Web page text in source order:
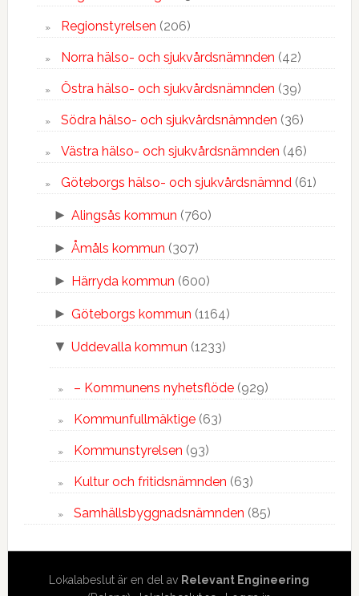
Regionstyrelsen (206)
Norra hälso- och sjukvårdsnämnden (42)
Östra hälso- och sjukvårdsnämnden (39)
Södra hälso- och sjukvårdsnämnden (36)
Västra hälso- och sjukvårdsnämnden (46)
Göteborgs hälso- och sjukvårdsnämnd(61)
► Alingsås kommun (760)
► Åmåls kommun (307)
► Härryda kommun (600)
► Göteborgs kommun (1164)
▼ Uddevalla kommun (1233)
– Kommunens nyhetsflöde(929)
Kommunfullmäktige(63)
Kommunstyrelsen (93)
Kultur och fritidsnämnden (63)
Samhällsbyggnadsnämnden (85)
Lokalabeslut är en del av Relevant Engineering